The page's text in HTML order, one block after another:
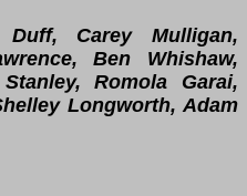
Duff, Carey Mulligan,
Ben Whishaw,
Romola Garai,
Longworth, Adam